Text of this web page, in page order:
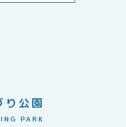
公園
PARK